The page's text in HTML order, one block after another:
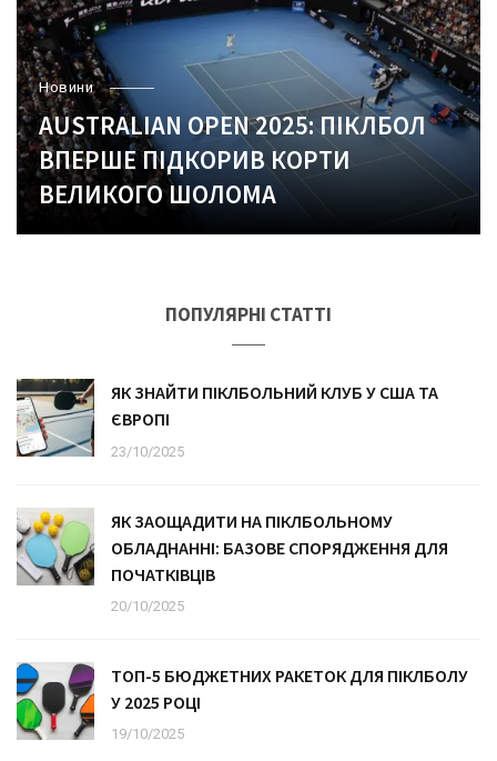
Новини
AUSTRALIAN OPEN 2025: ПІКЛБОЛ
ВПЕРШЕ ПІДКОРИВ КОРТИ
ВЕЛИКОГО ШОЛОМА
ПОПУЛЯРНІ СТАТТІ
ЯК ЗНАЙТИ ПІКЛБОЛЬНИЙ КЛУБ У США ТА
ЄВРОПІ
23/10/2025
ЯК ЗАОЩАДИТИ НА ПІКЛБОЛЬНОМУ
ОБЛАДНАННІ: БАЗОВЕ СПОРЯДЖЕННЯ ДЛЯ
ПОЧАТКІВЦІВ
20/10/2025
ТОП-5 БЮДЖЕТНИХ РАКЕТОК ДЛЯ ПІКЛБОЛУ
У 2025 РОЦІ
19/10/2025